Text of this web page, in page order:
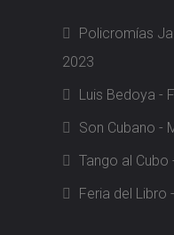
Policromías
2023
Luis Bedoya -
Son Cubano -
Tango al Cubo
Feria del Libro